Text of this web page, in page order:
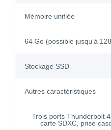
Mémoire unifiée
64 Go (possible jusqu'à
Stockage SSD
Autres caractéristiques
Trois ports Thunderbolt
carte SDXC, prise